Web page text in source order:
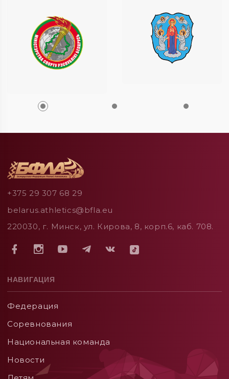
+375 29 307 68 29
belarus.athletics@bfla.eu
220030, г. Минск, ул. Кирова, 8, корп.6, каб. 708.
НАВИГАЦИЯ
Федерация
Соревнования
Национальная команда
Новости